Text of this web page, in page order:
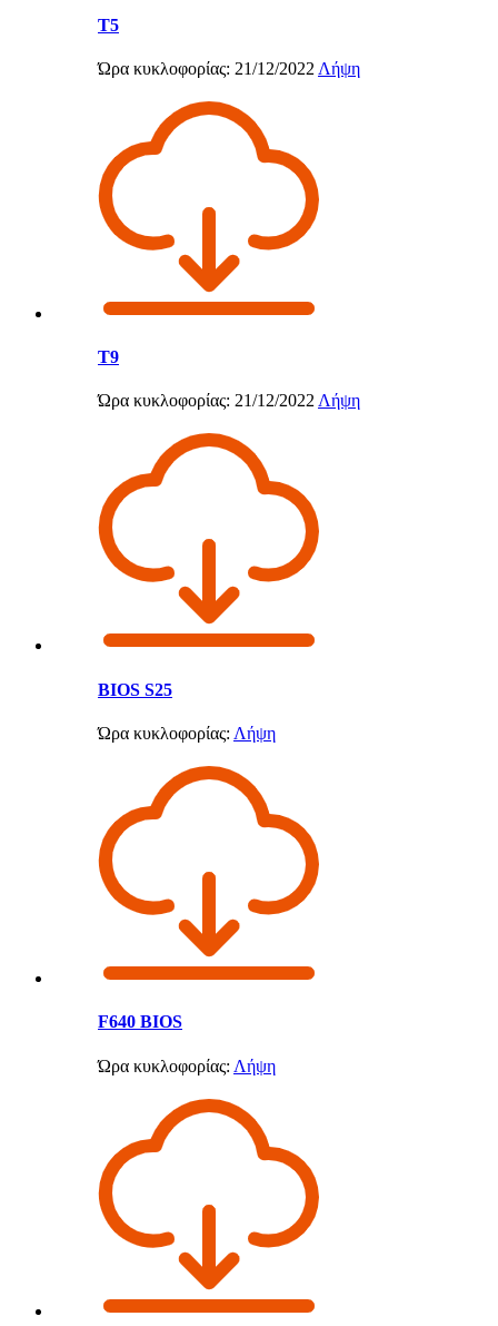
T5
Ώρα κυκλοφορίας: 21/12/2022 Λήψη
T9
Ώρα κυκλοφορίας: 21/12/2022Λήψη
BIOS S25
Ώρα κυκλοφορίας: Λήψη
F640 BIOS
Ώρα κυκλοφορίας: Λήψη